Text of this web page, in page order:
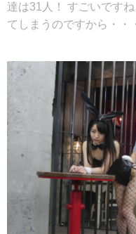
達は31人！ すごいです
てしまうのですから・・